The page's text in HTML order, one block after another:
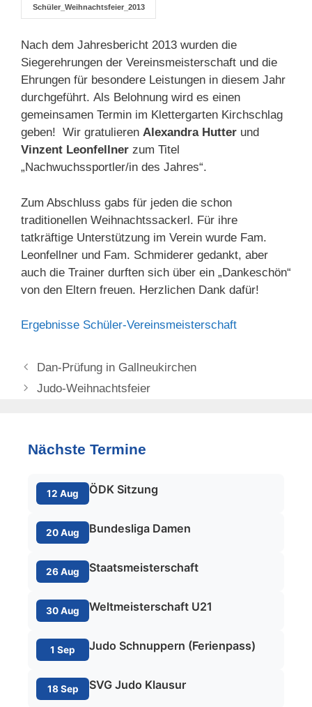
Schüler_Weihnachtsfeier_2013
Nach dem Jahresbericht 2013 wurden die
Siegerehrungen der Vereinsmeisterschaft und die
Ehrungen für besondere Leistungen in diesem Jahr
durchgeführt. Als Belohnung wird es einen
gemeinsamen Termin im Klettergarten Kirchschlag
geben! Wir gratulieren Alexandra Hutter und
Vinzent Leonfellner zum Titel
„Nachwuchssportler/in des Jahres“.
Zum Abschluss gabs für jeden die schon
traditionellen Weihnachtssackerl. Für ihre
tatkräftige Unterstützung im Verein wurde Fam.
Leonfellner und Fam. Schmiderer gedankt, aber
auch die Trainer durften sich über ein „Dankeschön“
von den Eltern freuen. Herzlichen Dank dafür!
Ergebnisse Schüler-Vereinsmeisterschaft
Dan-Prüfung in Gallneukirchen
Judo-Weihnachtsfeier
Nächste Termine
12 Aug ÖDK Sitzung
20 Aug Bundesliga Damen
26 Aug Staatsmeisterschaft
30 Aug Weltmeisterschaft U21
1 Sep Judo Schnuppern (Ferienpass)
18 Sep SVG Judo Klausur